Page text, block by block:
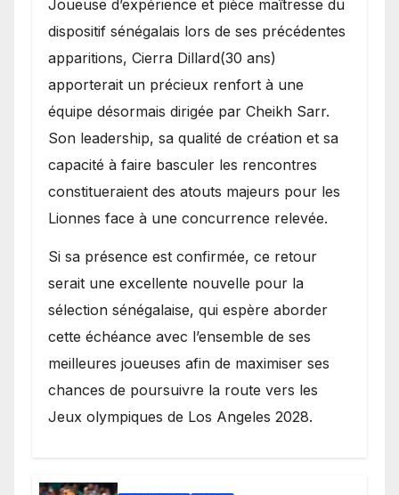
Joueuse d’expérience et pièce maîtresse du
dispositif sénégalais lors de ses précédentes
apparitions, Cierra Dillard(30 ans)
apporterait un précieux renfort à une
équipe désormais dirigée par Cheikh Sarr.
Son leadership, sa qualité de création et sa
capacité à faire basculer les rencontres
constitueraient des atouts majeurs pour les
Lionnes face à une concurrence relevée.
Si sa présence est confirmée, ce retour
serait une excellente nouvelle pour la
sélection sénégalaise, qui espère aborder
cette échéance avec l’ensemble de ses
meilleures joueuses afin de maximiser ses
chances de poursuivre la route vers les
Jeux olympiques de Los Angeles 2028.